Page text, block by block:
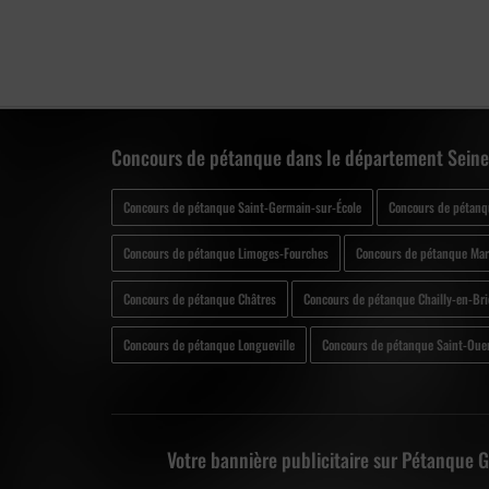
Concours de pétanque dans le département
Concours de pétanque Saint-Germain-sur-École Concours de
Concours de pétanque Limoges-Fourches Concours de pétanque
Concours de pétanque Châtres Concours de pétanque Chailly-en-
Concours de pétanque Longueville Concours de pétanque Saint-
Votre bannière publicitaire sur Pétanque